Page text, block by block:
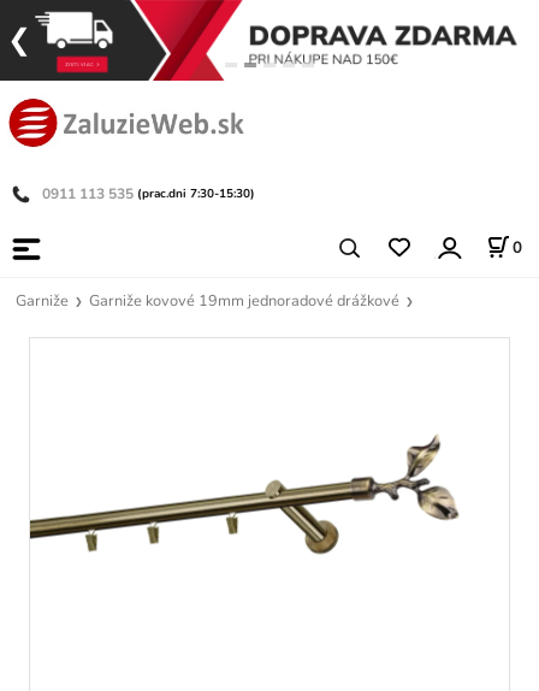
0911 113 535 (prac.dni 7:30-15:30)
0
Garniže Garniže kovové 19mm jednoradové drážkové